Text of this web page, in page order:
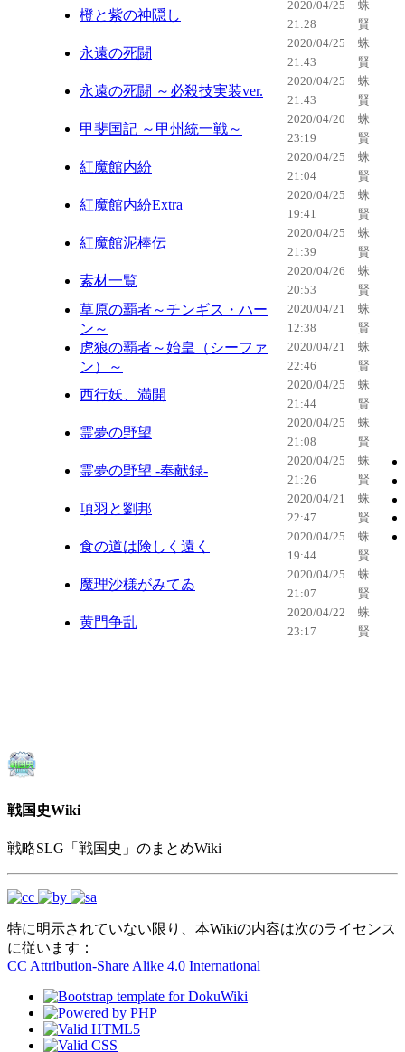
橙と紫の神隠し
2020/04/25
21:28
蛛
賢
永遠の死闘
2020/04/25
21:43
蛛
賢
永遠の死闘 ～必殺技実装ver.
2020/04/25
21:43
蛛
賢
甲斐国記 ～甲州統一戦～
2020/04/20
23:19
蛛
賢
紅魔館内紛
2020/04/25
21:04
蛛
賢
紅魔館内紛Extra
2020/04/25
19:41
蛛
賢
紅魔館泥棒伝
2020/04/25
21:39
蛛
賢
素材一覧
2020/04/26
20:53
蛛
賢
草原の覇者～チンギス・ハー
ン～
2020/04/21
12:38
蛛
賢
虎狼の覇者～始皇（シーファ
ン）～
2020/04/21
22:46
蛛
賢
西行妖、満開
2020/04/25
21:44
蛛
賢
霊夢の野望
2020/04/25
21:08
蛛
賢
霊夢の野望 -奉献録-
2020/04/25
21:26
蛛
賢
項羽と劉邦
2020/04/21
22:47
蛛
賢
食の道は険しく遠く
2020/04/25
19:44
蛛
賢
魔理沙様がみてゐ
2020/04/25
21:07
蛛
賢
黄門争乱
2020/04/22
23:17
蛛
賢
戦国史Wiki
戦略SLG「戦国史」のまとめWiki
特に明示されていない限り、本Wikiの内容は次のライセンス
に従います：
CC Attribution-Share Alike 4.0 International